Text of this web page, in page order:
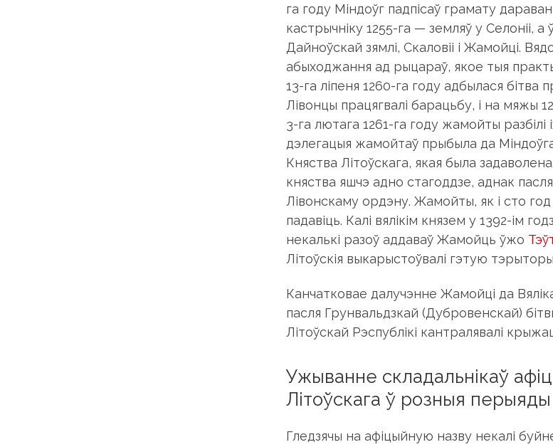
га году Міндоўг падпісаў грамату
кастрычніку 1255-га — земляў у Селоніі,
Дайноўскай зямлі, Скаловіі і Жамойці.
абыходжання ад рыцараў, якое тыя
13-га ліпеня 1260-га году адбылася
Лівонцы працягвалі барацьбу, і на мяжы
3-га лютага 1261-га году жамойты
дэлегацыя жамойтаў прыбыла да
Княства Літоўскага, якая была
княства яшчэ адно стагоддзе, аднак
Лівонскаму ордэну. Жамойты, як і сто год
падавіць. Калі вялікім князем у 1392-ім
некалькі разоў аддаваў Жамойць ўжо
Літоўскія выкарыстоўвалі гэтую
Канчатковае далучэнне Жамойці да
пасля Грунвальдзкай (Дубровенскай)
Літоўскай Рэспублікі кантралявалі
Ужыванне складальнікаў
Літоўскага ў розныя перыяды
Гледзячы на афіцыйную назву некалі